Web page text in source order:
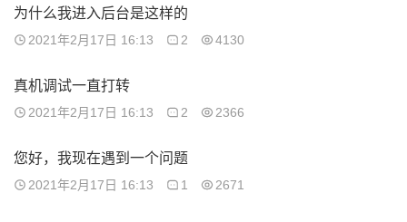
为什么我进入后台是这样的
2021年2月17日 16:13 2 4130
真机调试一直打转
2021年2月17日 16:13 2 2366
您好，我现在遇到一个问题
2021年2月17日 16:13 1 2671